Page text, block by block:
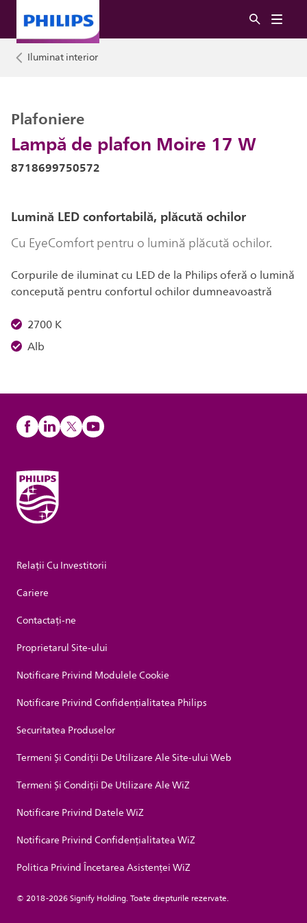
Iluminat interior
Lampă de plafon Moire 17 W
Plafoniere
8718699750572
Lumină LED confortabilă, plăcută ochilor
Cu EyeComfort pentru o lumină plăcută ochilor.
Corpurile de iluminat cu LED de la Philips oferă o lumină
concepută pentru confortul ochilor dumneavoastră
2700 K
Alb
Relații Cu Investitorii
Cariere
Contactaţi-ne
Proprietarul Site-ului
Notificare Privind Modulele Cookie
Notificare Privind Confidențialitatea Philips
Securitatea Produselor
Termeni Și Condiții De Utilizare Ale Site-ului Web
Termeni Și Condiții De Utilizare Ale WiZ
Notificare Privind Datele WiZ
Notificare Privind Confidențialitatea WiZ
Politica Privind Încetarea Asistenței WiZ
© 2018-2026 Signify Holding. Toate drepturile rezervate.